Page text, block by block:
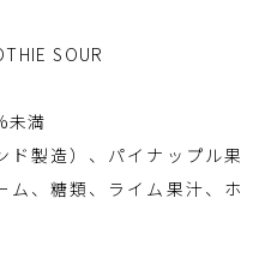
SOUR
未満
ド製造）、パイナップル果
ム、糖類、ライム果汁、ホ